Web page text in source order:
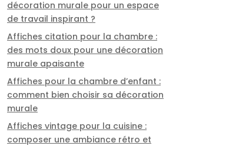
décoration murale pour un espace
de travail inspirant ?
Affiches citation pour la chambre :
des mots doux pour une décoration
murale apaisante
Affiches pour la chambre d’enfant :
comment bien choisir sa décoration
murale
Affiches vintage pour la cuisine :
composer une ambiance rétro et